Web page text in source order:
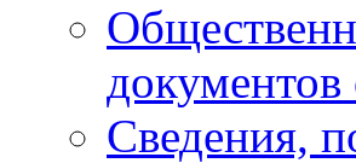
документов
Сведения,